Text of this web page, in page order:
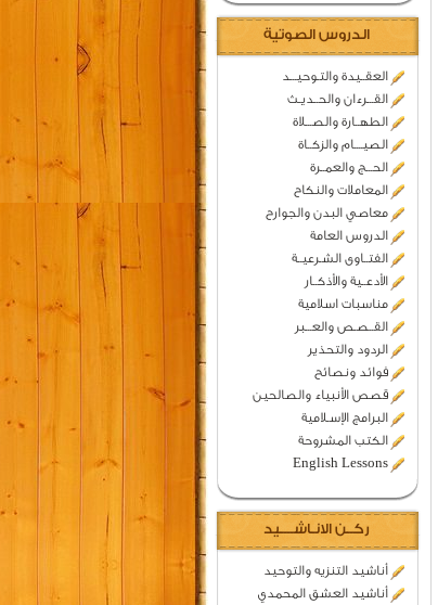
الدروس الصوتية
العقــيدة والتـوحيـــد
القـــرءان والحــديـث
الطهــارة والصـــلاة
الصيــــام والزكــاة
الحـــج والعمــرة
المعاملات والنكاح
معاصي البدن والجوارح
الدروس العامة
الفتــاوى الشـرعيــة
الأدعــية والأذكــار
مناسبات اسلامية
القــصـص والعـــبر
الردود والتحذير
فوائد ونصائح
قصص الأنبياء والصالحين
البرامج الإسـلامية
الكتب المشروحة
English Lessons
ركــن الانـاشــــيد
أناشيد التنزيه والتوحيد
أناشيد العشق المحمدي